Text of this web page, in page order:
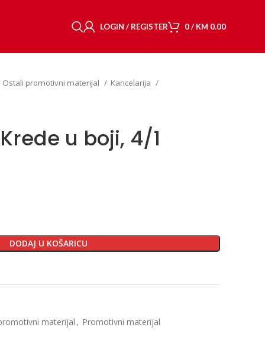
LOGIN / REGISTER 0/ KM 0.00
Ostali promotivni materijal Kancelarija
u boji, 4/1
DODAJ U KOŠARICU
materijal , Promotivni materijal